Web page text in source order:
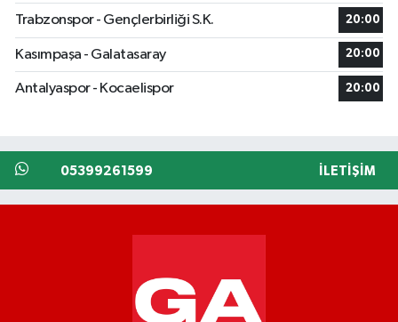
Trabzonspor - Gençlerbirliği S.K. 20:00
Kasımpaşa - Galatasaray 20:00
Antalyaspor - Kocaelispor 20:00
05399261599 İLETIŞIM